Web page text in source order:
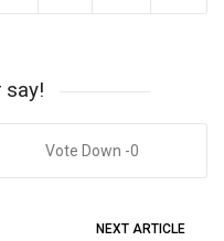
say!
0
NEXT ARTICLE